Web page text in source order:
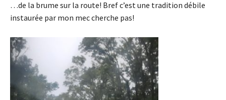
…de la brume sur la route! Bref c’est une tradition débile
instaurée par mon mec cherche pas!